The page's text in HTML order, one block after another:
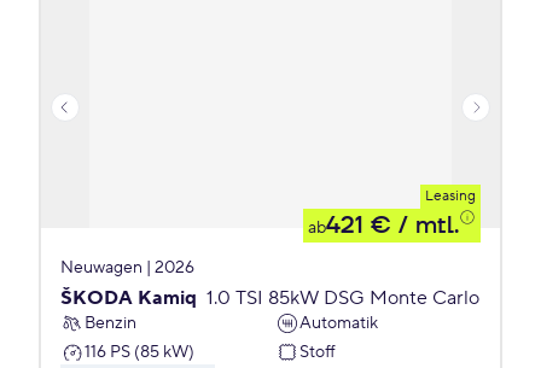
Leasing
ab421 € / mtl.
Neuwagen | 2026
ŠKODA Kamiq 1.0 TSI 85kW DSG Monte Carlo
Benzin
Automatik
116 PS (85 kW)
Stoff